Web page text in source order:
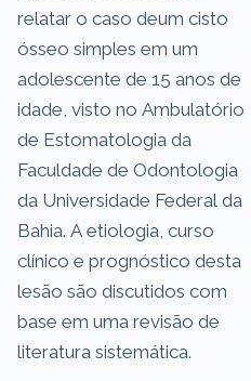
relatar o caso deum cisto
ósseo simples em um
adolescente de 15 anos de
idade, visto no Ambulatório
de Estomatologia da
Faculdade de Odontologia
da Universidade Federal da
Bahia. A etiologia, curso
clínico e prognóstico desta
lesão são discutidos com
base em uma revisão de
literatura sistemática.